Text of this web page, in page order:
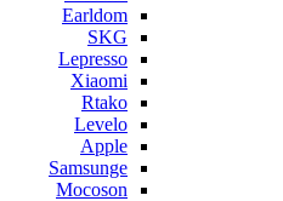
Earldom
SKG
Lepresso
Xiaomi
Rtako
Levelo
Apple
Samsunge
Mocoson